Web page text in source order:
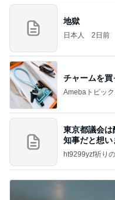
地獄
日本人 2日前
チャームを
Amebaトピッ
東京都議会
知事だと想
か？
ht9299yzf祈り